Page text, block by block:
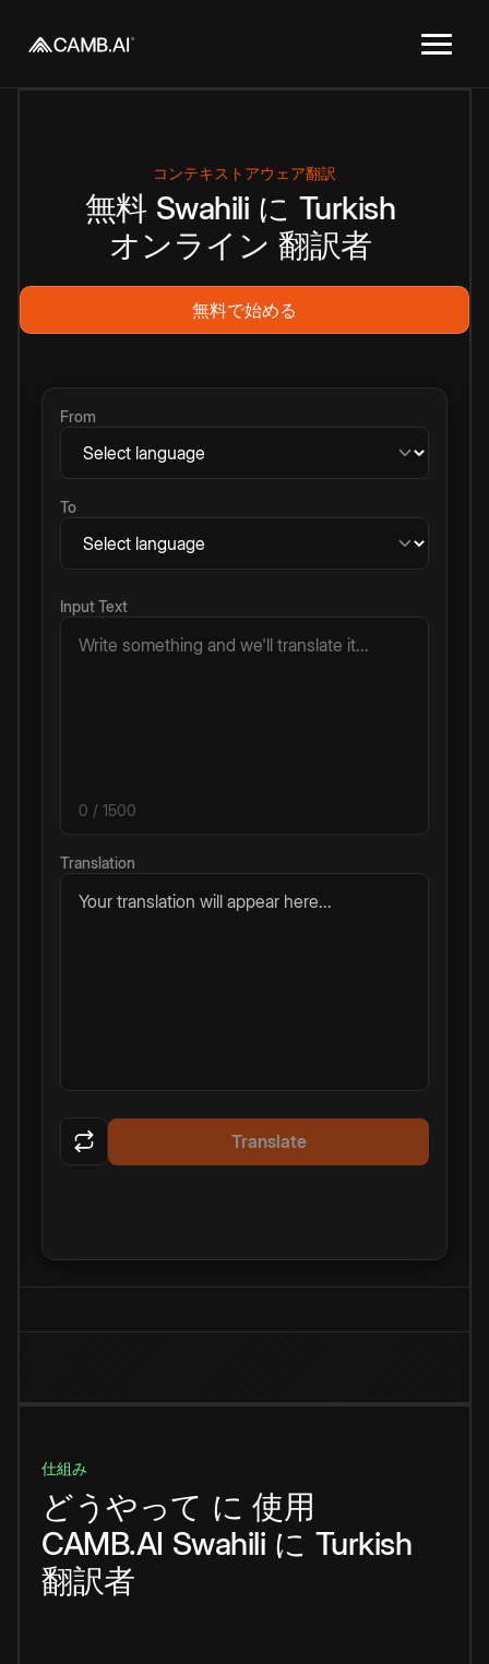
コンテキストアウェア翻訳
無料 Swahili に Turkish
オンライン 翻訳者
無料で始める
From
To
Input Text
0 / 1500
Translation
Your translation will appear here...
Translate
仕組み
どうやって に 使用
CAMB.AI Swahili に Turkish
翻訳者